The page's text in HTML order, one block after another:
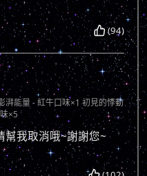
(94)
湃能量 - 紅牛口味×1 初見的悸動
×5
幫我取消哦~謝謝您~